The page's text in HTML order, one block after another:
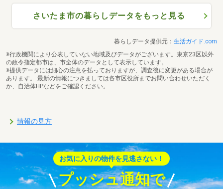
さいたま市の暮らしデータをもっと見る
暮らしデータ提供元： 生活ガイド.com
※行政機関により公表していない地域及びデータがございます。東京23区以外
の政令指定都市は、市全体のデータとして表示しています。
※提供データには細心の注意を払っておりますが、調査後に変更がある場合が
あります。 最新の情報につきましては各市区役所までお問い合わせいただく
か、自治体HPなどをご確認ください。
情報の見方
お気に入りの物件を見逃さない！
プッシュ通知で